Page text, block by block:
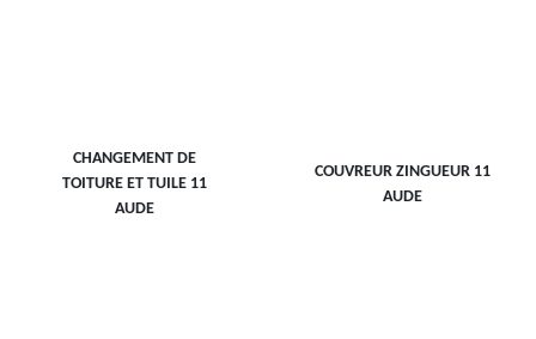
CHANGEMENT DE
TOITURE ET TUILE 11
AUDE
COUVREUR ZINGUEUR 11
AUDE